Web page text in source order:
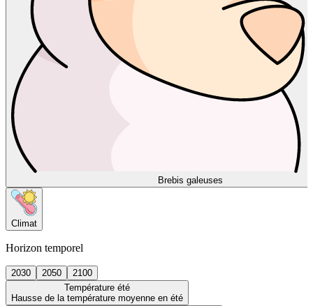
Brebis galeuses
Climat
Horizon temporel
2030 2050
2100
Température été
Hausse de la température moyenne en été